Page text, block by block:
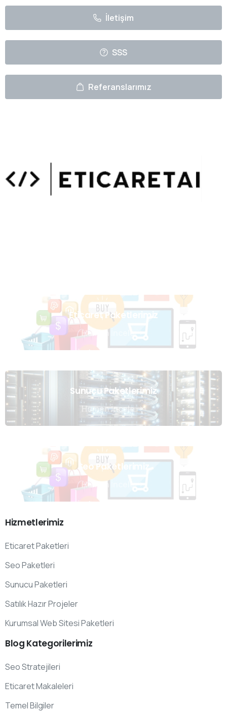
İletişim
SSS
Referanslarımız
Eticaret Paketlerimiz
Hemen İncele
Sunucu Paketlerimiz
Hemen İncele
Seo Paketlerimiz
Hemen İncele
Hizmetlerimiz
Eticaret Paketleri
Seo Paketleri
Sunucu Paketleri
Satılık Hazır Projeler
Kurumsal Web Sitesi Paketleri
Blog Kategorilerimiz
Seo Stratejileri
Eticaret Makaleleri
Temel Bilgiler